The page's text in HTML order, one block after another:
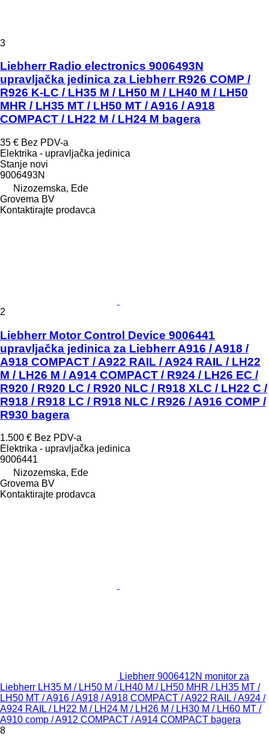
3
Liebherr Radio electronics 9006493N
upravljačka jedinica za Liebherr R926 COMP /
R926 K-LC / LH35 M / LH50 M / LH40 M / LH50
MHR / LH35 MT / LH50 MT / A916 / A918
COMPACT / LH22 M / LH24 M bagera
35 € Bez PDV-a
Elektrika - upravljačka jedinica
Stanje novi
9006493N
Nizozemska, Ede
Grovema BV
Kontaktirajte prodavca
2
Liebherr Motor Control Device 9006441
upravljačka jedinica za Liebherr A916 / A918 /
A918 COMPACT / A922 RAIL / A924 RAIL / LH22
M / LH26 M / A914 COMPACT / R924 / LH26 EC /
R920 / R920 LC / R920 NLC / R918 XLC / LH22 C /
R918 / R918 LC / R918 NLC / R926 / A916 COMP /
R930 bagera
1.500 € Bez PDV-a
Elektrika - upravljačka jedinica
9006441
Nizozemska, Ede
Grovema BV
Kontaktirajte prodavca
Liebherr 9006412N monitor za
Liebherr LH35 M / LH50 M / LH40 M / LH50 MHR / LH35 MT /
LH50 MT / A916 / A918 / A918 COMPACT / A922 RAIL / A924 /
A924 RAIL / LH22 M / LH24 M / LH26 M / LH30 M / LH60 MT /
A910 comp / A912 COMPACT / A914 COMPACT bagera
8